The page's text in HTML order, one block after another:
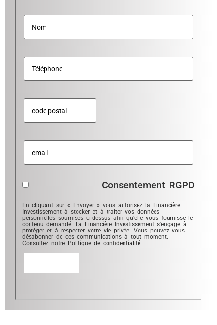
Consentement RGPD
En cliquant sur « Envoyer » vous autorisez la Financière
Investissement à stocker et à traiter vos données
personnelles soumises ci-dessus afin qu’elle vous fournisse le
contenu demandé. La Financière Investissement s'engage à
protéger et à respecter votre vie privée. Vous pouvez vous
désabonner de ces communications à tout moment.
Consultez notre Politique de confidentialité